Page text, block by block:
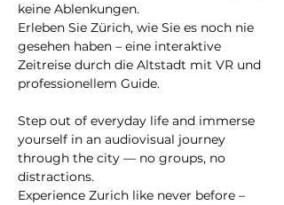
keine Ablenkungen.
Erleben Sie Zürich, wie Sie es noch nie
gesehen haben – eine interaktive
Zeitreise durch die Altstadt mit VR und
professionellem Guide.
Step out of everyday life and immerse
yourself in an audiovisual journey
through the city — no groups, no
distractions.
Experience Zurich like never before –